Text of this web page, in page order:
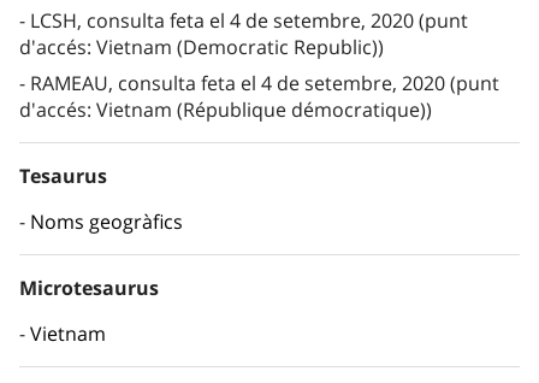
LCSH, consulta feta el 4 de setembre, 2020 (punt
d'accés: Vietnam (Democratic Republic))
RAMEAU, consulta feta el 4 de setembre, 2020 (punt
d'accés: Vietnam (République démocratique))
Tesaurus
Noms geogràfics
Microtesaurus
Vietnam